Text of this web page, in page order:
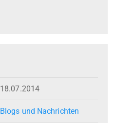
18.07.2014
Blogs und Nachrichten